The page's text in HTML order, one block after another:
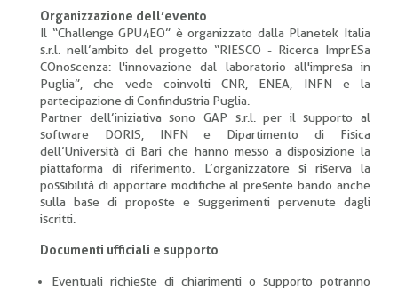
Organizzazione dell’evento
Il “Challenge GPU4EO” è organizzato dalla Planetek Italia
s.r.l. nell’ambito del progetto “RIESCO - Ricerca ImprESa
COnoscenza: l'innovazione dal laboratorio all'impresa in
Puglia”, che vede coinvolti CNR, ENEA, INFN e la
partecipazione di Confindustria Puglia.
Partner dell’iniziativa sono GAP s.r.l. per il supporto al
software DORIS, INFN e Dipartimento di Fisica
dell’Università di Bari che hanno messo a disposizione la
piattaforma di riferimento. L’organizzatore si riserva la
possibilità di apportare modifiche al presente bando anche
sulla base di proposte e suggerimenti pervenute dagli
iscritti.
Documenti ufficiali e supporto
Eventuali richieste di chiarimenti o supporto potranno